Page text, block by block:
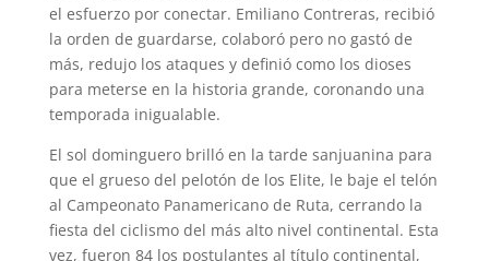
el esfuerzo por conectar. Emiliano Contreras, recibió
la orden de guardarse, colaboró pero no gastó de
más, redujo los ataques y definió como los dioses
para meterse en la historia grande, coronando una
temporada inigualable.
El sol dominguero brilló en la tarde sanjuanina para
que el grueso del pelotón de los Elite, le baje el telón
al Campeonato Panamericano de Ruta, cerrando la
fiesta del ciclismo del más alto nivel continental. Esta
vez, fueron 84 los postulantes al título continental,